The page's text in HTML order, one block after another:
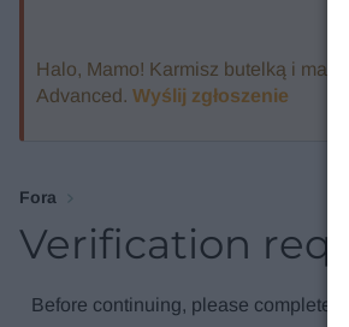
Halo, Mamo! Karmisz butelką i
Advanced. Wyślij zgłoszenie
Fora
Verification
Before continuing, please complete